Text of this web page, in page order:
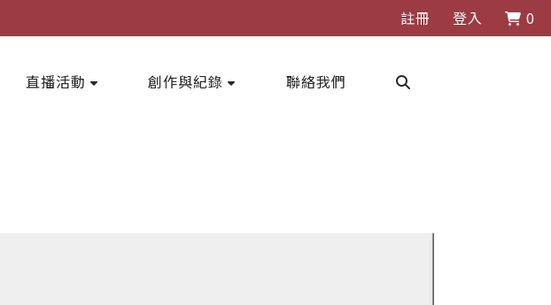
註冊 登入 0
直播活動 創作與紀錄 聯絡我們